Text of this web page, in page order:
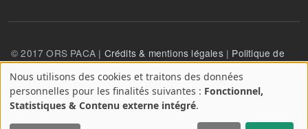
© 2017 ORS PACA | Crédits & mentions légales| Politique de
confidentialité
User account menu
Se connecter
A
propos
Nous utilisons des cookies et traitons des données
personnelles pour les finalités suivantes : Fonctionnel,
Statistiques & Contenu externe intégré.